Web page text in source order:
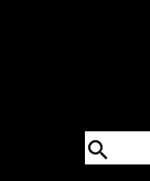
search